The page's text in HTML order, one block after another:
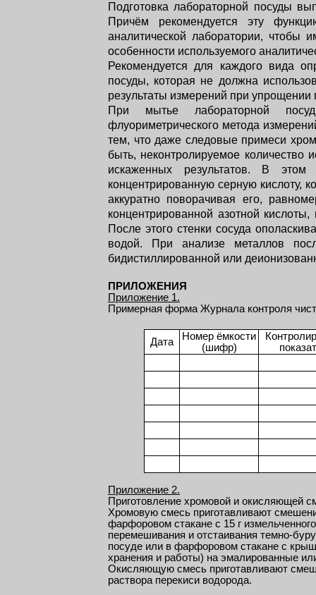
Подготовка лабораторной посуды
Причём рекомендуется эту
аналитической лаборатории, чтобы
особенности используемого
Рекомендуется для каждого вида
посуды, которая не должна
результаты измерений при
При мытье лабораторной
флуориметрического метода
тем, что даже следовые примеси
быть, неконтролируемое количество
искаженных результатов. В этом
концентрированную серную
аккуратно поворачивая его,
концентрированной азотной
После этого стенки сосуда
водой. При анализе металлов
бидистиллированной или
ПРИЛОЖЕНИЯ
Приложение 1.
Примерная форма Журнала контроля
Дата
Номер ёмкости
(шифр)
Приложение 2.
Приготовление хромовой и окисляющей
Хромовую смесь приготавливают
фарфоровом стакане с 15 г
перемешивания и отстаивания темно-
посуде или в фарфоровом стакане с
хранения и работы) на эмалированные
Окисляющую смесь приготавливают
раствора перекиси водорода.